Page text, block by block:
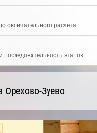
окончательного расчёта.
последовательность этапов.
Зуево